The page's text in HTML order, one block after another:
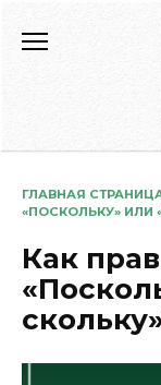
содержанию
ГЛАВНАЯ
«ПОСКОЛЬКУ» ИЛИ
Как